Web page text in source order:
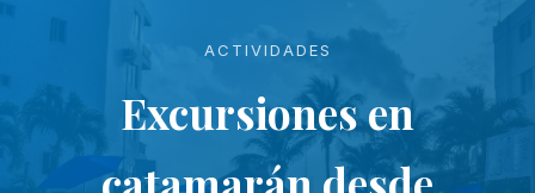
ACTIVIDADES
Excursiones en